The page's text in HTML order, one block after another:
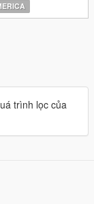
trình lọc của